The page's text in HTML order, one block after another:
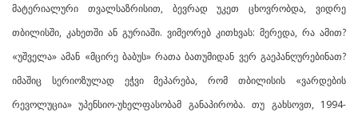
მატერიალური თვალსაზრისით, ბევრად უკეთ ცხოვრობდა, ვიდრე
თბილისში, კახეთში ან გურიაში. ვიმეორებ კითხვას: მერედა, რა ამით?
«უშველა» ამან «მცირე ბაბუს» რათა ბათუმიდან ვერ გაეპანღურებინათ?
იმაშიც სერიოზულად ეჭვი მეპარება, რომ თბილისის «ვარდების
რევოლუცია» უპენსიო-უხელფასობამ განაპირობა. თუ გახსოვთ, 1994-